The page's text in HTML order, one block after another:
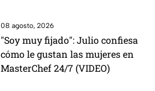
08 agosto, 2026
"Soy muy fijado": Julio confiesa
cómo le gustan las mujeres en
MasterChef 24/7 (VIDEO)